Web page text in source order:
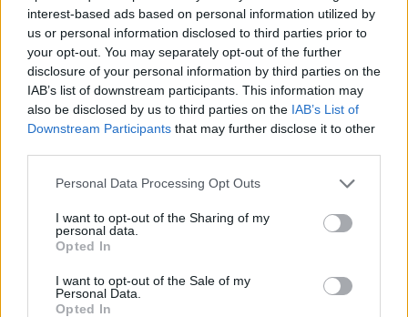
interest-based ads based on personal information utilized by
us or personal information disclosed to third parties prior to
your opt-out. You may separately opt-out of the further
disclosure of your personal information by third parties on the
IAB’s list of downstream participants. This information may
also be disclosed by us to third parties on the IAB’s List of
Downstream Participants that may further disclose it to other
Personal Data Processing Opt Outs
I want to opt-out of the Sharing of my
personal data.
Opted In
I want to opt-out of the Sale of my
Personal Data.
Opted In